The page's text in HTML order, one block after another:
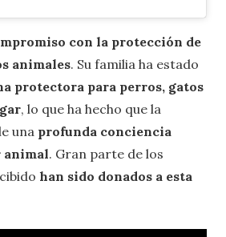
con la protección de
animales. Su familia ha estado
protectora para perros, gatos
, lo que ha hecho que la
una profunda conciencia
animal. Gran parte de los
han sido donados a esta